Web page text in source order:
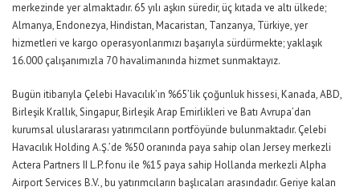
merkezinde yer almaktadır. 65 yılı aşkın süredir, üç kıtada ve altı ülkede;
Almanya, Endonezya, Hindistan, Macaristan, Tanzanya, Türkiye, yer
hizmetleri ve kargo operasyonlarımızı başarıyla sürdürmekte; yaklaşık
16.000 çalışanımızla 70 havalimanında hizmet sunmaktayız.
Bugün itibarıyla Çelebi Havacılık’ın %65’lik çoğunluk hissesi, Kanada, ABD,
Birleşik Krallık, Singapur, Birleşik Arap Emirlikleri ve Batı Avrupa’dan
kurumsal uluslararası yatırımcıların portföyünde bulunmaktadır. Çelebi
Havacılık Holding A.Ş.’de %50 oranında paya sahip olan Jersey merkezli
Actera Partners II L.P. fonu ile %15 paya sahip Hollanda merkezli Alpha
Airport Services B.V., bu yatırımcıların başlıcaları arasındadır. Geriye kalan